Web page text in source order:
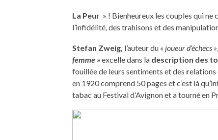
La Peur » ! Bienheureux les couples qui
l’infidélité, des trahisons et des
Stefan Zweig, l’auteur du « joueur d’échecs »
femme »excelle dans la description des
fouillée de leurs sentiments et des relations
en 1920 comprend 50 pages et c’est là
tabac au Festival d’Avignon et a tourné en